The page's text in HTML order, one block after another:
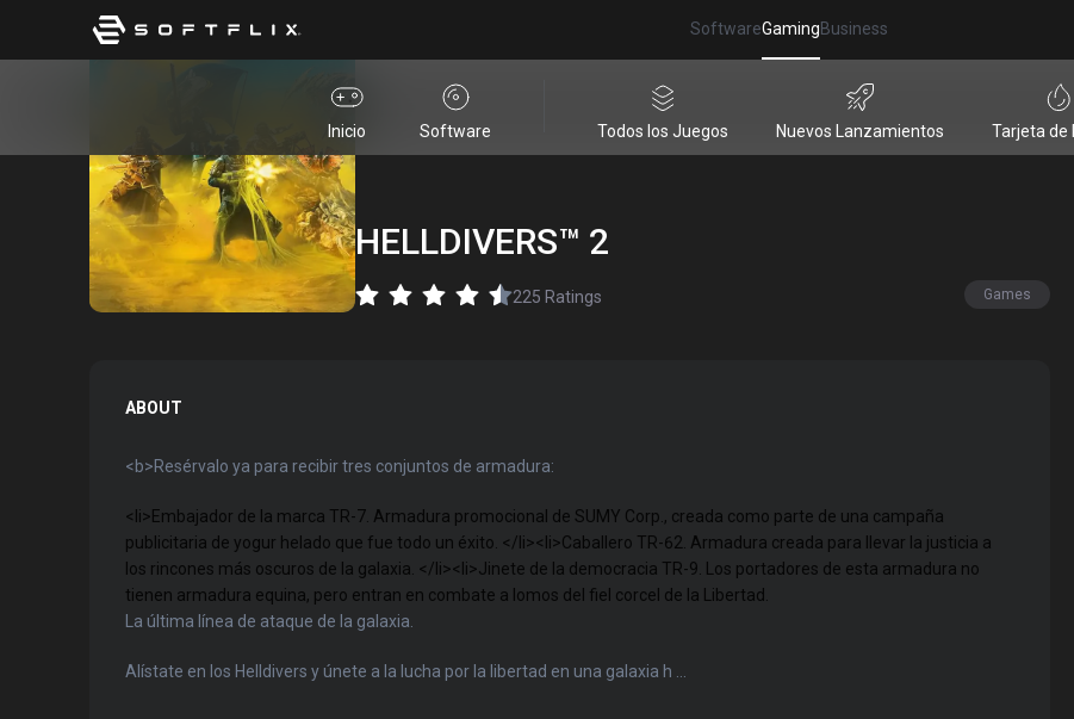
SoftwareGamingBusiness
Inicio Software Todos los Juegos Nuevos Lanzamientos Tarjeta de
HELLDIVERS™ 2
225 Ratings Games
ABOUT
<b>Resérvalo ya para recibir tres conjuntos de armadura:
<li>Embajador de la marca TR-7. Armadura promocional de SUMY Corp., creada como parte de una campaña
publicitaria de yogur helado que fue todo un éxito. </li><li>Caballero TR-62. Armadura creada para llevar la justicia a
los rincones más oscuros de la galaxia. </li><li>Jinete de la democracia TR-9. Los portadores de esta armadura no
tienen armadura equina, pero entran en combate a lomos del fiel corcel de la Libertad.
La última línea de ataque de la galaxia.
Alístate en los Helldivers y únete a la lucha por la libertad en una galaxia h ...